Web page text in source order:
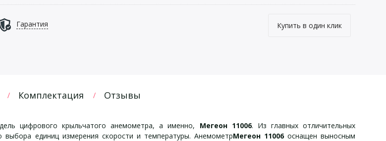
Купить в один клик
Гарантия
Комплектация Отзывы
цифрового крыльчатого анемометра, а именно, Мегеон 11006. Из главных отличительных
единиц измерения скорости и температуры. АнемометрМегеон 11006оснащен выносным